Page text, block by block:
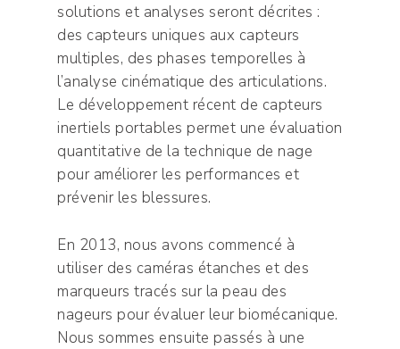
solutions et analyses seront décrites :
des capteurs uniques aux capteurs
multiples, des phases temporelles à
l’analyse cinématique des articulations.
Le développement récent de capteurs
inertiels portables permet une évaluation
quantitative de la technique de nage
pour améliorer les performances et
prévenir les blessures.
En 2013, nous avons commencé à
utiliser des caméras étanches et des
marqueurs tracés sur la peau des
nageurs pour évaluer leur biomécanique.
Nous sommes ensuite passés à une